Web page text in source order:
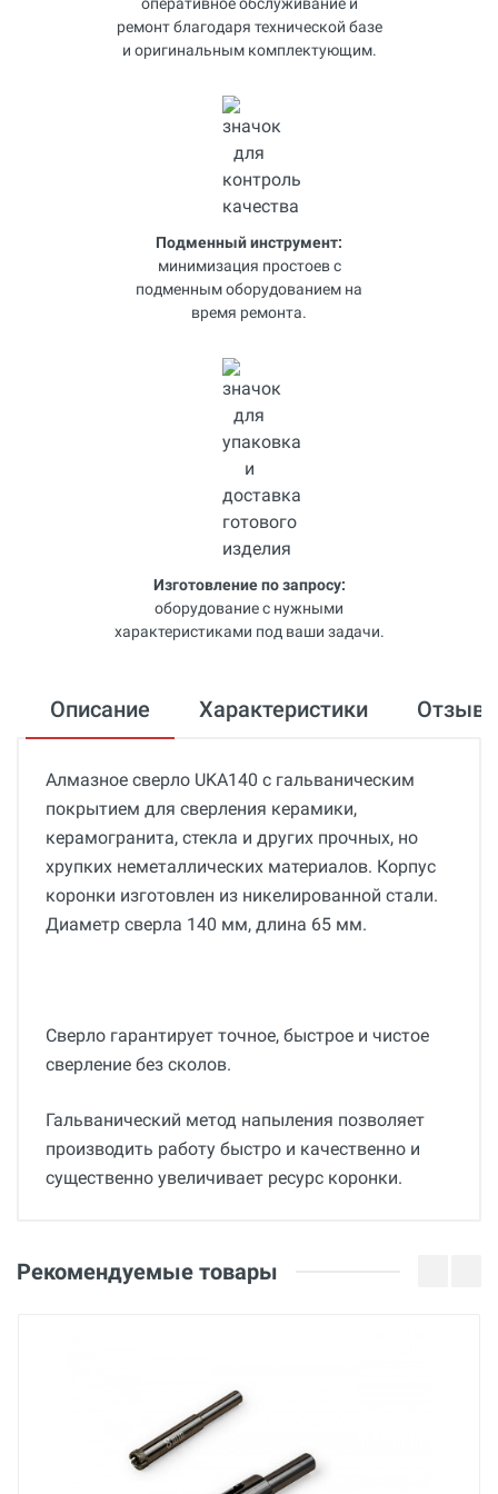
ремонт благодаря технической базе
и оригинальным комплектующим.
Подменный инструмент:
минимизация простоев с
подменным оборудованием на
время ремонта.
Изготовление по запросу:
оборудование с нужными
характеристиками под ваши задачи.
Описание Характеристики
Алмазное сверло UKA140 с гальваническим
покрытием для сверления керамики,
керамогранита, стекла и других прочных, но
хрупких неметаллических материалов. Корпус
коронки изготовлен из никелированной стали.
Диаметр сверла 140 мм, длина 65 мм.
Сверло гарантирует точное, быстрое и чистое
сверление без сколов.
Гальванический метод напыления позволяет
производить работу быстро и качественно и
существенно увеличивает ресурс коронки.
Китай
Габариты с упаковкой (ДхШхВ)
Оценка
Рекомендуемые товары